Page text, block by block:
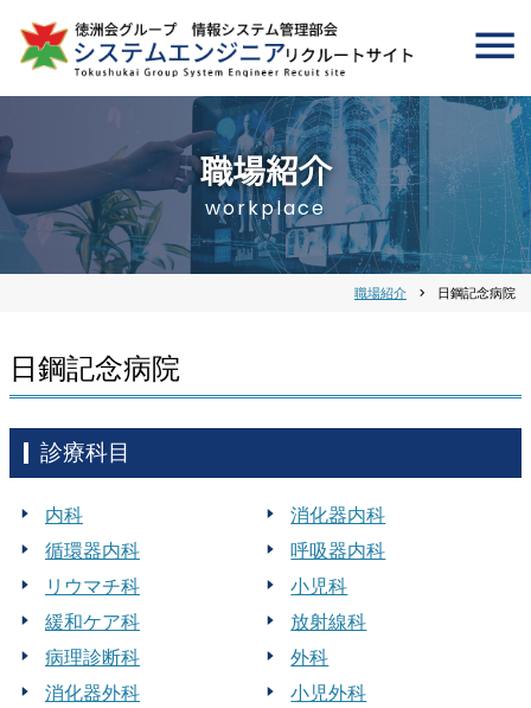
職場紹介
workplace
職場紹介 chevron_right 日鋼記念病院
日鋼記念病院
診療科目
内科
消化器内科
循環器内科
呼吸器内科
リウマチ科
小児科
緩和ケア科
放射線科
病理診断科
外科
消化器外科
小児外科